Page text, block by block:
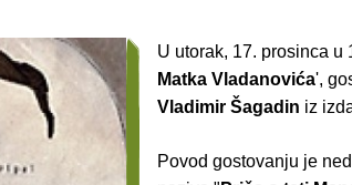
U utorak, 17. prosinca u
Matka Vladanovića',
Vladimir Šagadin iz
Povod gostovanju je